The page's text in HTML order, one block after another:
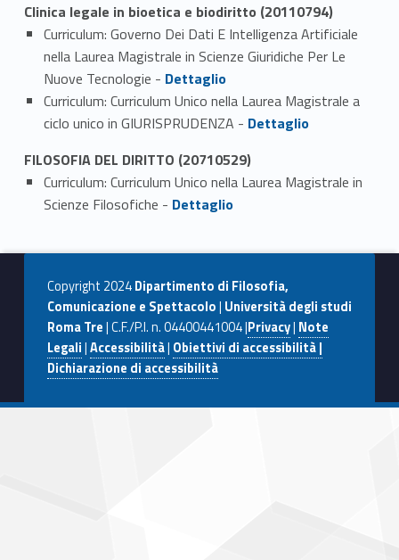
Clinica legale in bioetica e biodiritto (20110794)
Curriculum: Governo Dei Dati E Intelligenza Artificiale
nella Laurea Magistrale in Scienze Giuridiche Per Le
Nuove Tecnologie - Link identifier #identifier_person_54805-1
Dettaglio
Curriculum: Curriculum Unico nella Laurea Magistrale a
ciclo unico in GIURISPRUDENZA - Link identifier #identifier_person_64571-2
Dettaglio
FILOSOFIA DEL DIRITTO (20710529)
Curriculum: Curriculum Unico nella Laurea Magistrale in
Scienze Filosofiche - Link identifier #identifier_person_55448-1
Dettaglio
Copyright 2024Dipartimento di Filosofia,
Comunicazione e Spettacolo| Università degli studi
Roma Tre| C.F./P.I. n. 04400441004 |Privacy| Note
Legali|Accessibilità| Obiettivi di accessibilità |
Dichiarazione di accessibilità